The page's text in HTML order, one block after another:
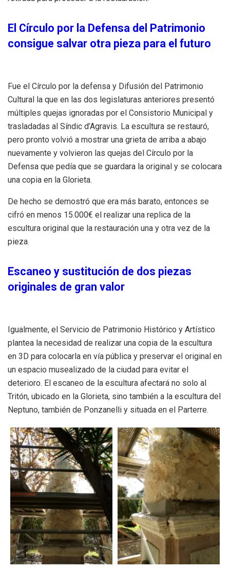
El Círculo por la Defensa del Patrimonio
consigue salvar otra pieza para el futuro
Fue el Círculo por la defensa y Difusión del Patrimonio
Cultural la que en las dos legislaturas anteriores presentó
múltiples quejas ignoradas por el Consistorio Municipal y
trasladadas al Síndic d’Agravis. La escultura se restauró,
pero pronto volvió a mostrar una grieta de arriba a abajo
nuevamente y volvieron las quejas del Círculo por la
Defensa que pedía que se guardara la original y se colocara
una copia en la Glorieta.
De hecho se demostró que era más barato, entonces se
cifró en menos 15.000€ el realizar una replica de la
escultura original que la restauración una y otra vez de la
pieza.
Escaneo y sustitución de dos piezas
originales de gran valor
Igualmente, el Servicio de Patrimonio Histórico y Artístico
plantea la necesidad de realizar una copia de la escultura
en 3D para colocarla en vía pública y preservar el original en
un espacio musealizado de la ciudad para evitar el
deterioro. El escaneo de la escultura afectará no solo al
Tritón, ubicado en la Glorieta, sino también a la escultura del
Neptuno, también de Ponzanelli y situada en el Parterre.